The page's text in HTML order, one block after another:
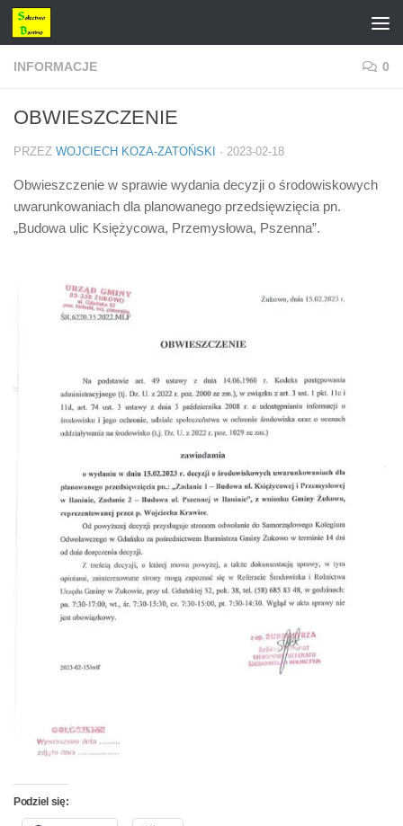
Przejdź do treści
INFORMACJE 0
OBWIESZCZENIE
PRZEZ WOJCIECH KOZA-ZATOŃSKI · 2023-02-18
Obwieszczenie w sprawie wydania decyzji o środowiskowych
uwarunkowaniach dla planowanego przedsięwzięcia pn.
„Budowa ulic Księżycowa, Przemysłowa, Pszenna”.
Podziel się: